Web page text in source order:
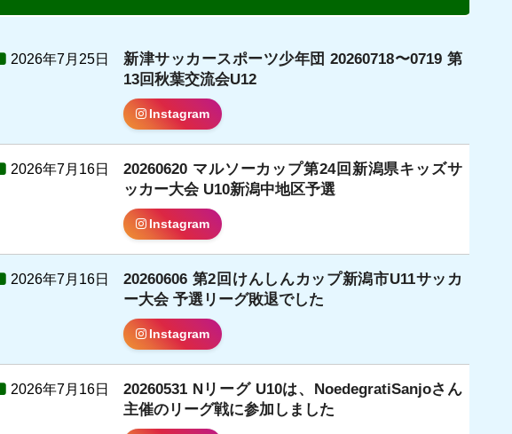
2026年7月25日
新津サッカースポーツ少年団 20260718〜0719 第
13回秋葉交流会U12
Instagram
2026年7月16日
20260620 マルソーカップ第24回新潟県キッズサ
ッカー大会 U10新潟中地区予選
Instagram
2026年7月16日
20260606 第2回けんしんカップ新潟市U11サッカ
ー大会 予選リーグ敗退でした
Instagram
2026年7月16日
20260531 Nリーグ U10は、NoedegratiSanjoさん
主催のリーグ戦に参加しました